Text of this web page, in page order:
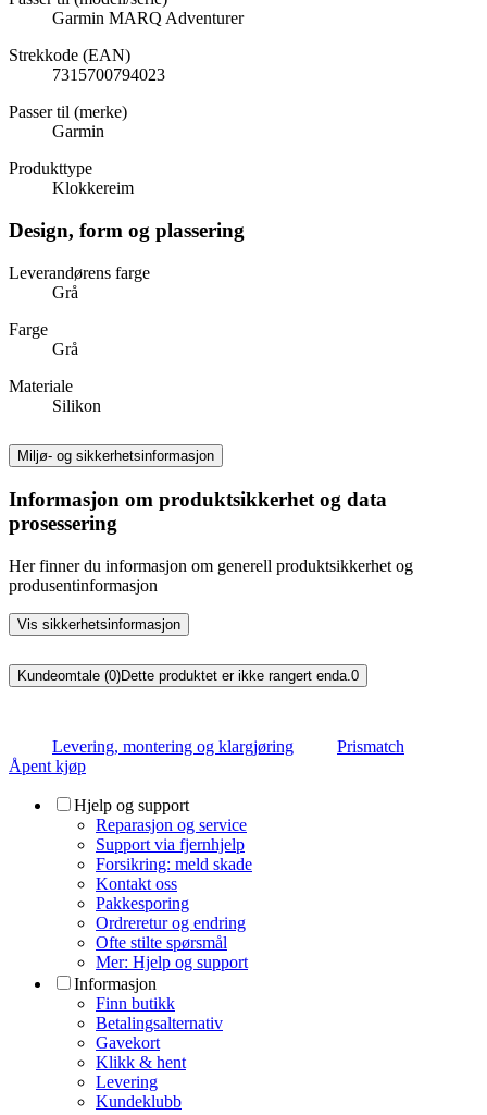
Garmin MARQ Adventurer
Strekkode (EAN)
7315700794023
Passer til (merke)
Garmin
Produkttype
Klokkereim
Design, form og plassering
Leverandørens farge
Grå
Farge
Grå
Materiale
Silikon
Miljø- og sikkerhetsinformasjon
Informasjon om produktsikkerhet og data
prosessering
Her finner du informasjon om generell produktsikkerhet og
produsentinformasjon
Vis sikkerhetsinformasjon
Kundeomtale (0)Dette produktet er ikke rangert enda.0
Levering, montering og klargjøring
Prismatch
Åpent kjøp
Hjelp og support
Reparasjon og service
Support via fjernhjelp
Forsikring: meld skade
Kontakt oss
Pakkesporing
Ordreretur og endring
Ofte stilte spørsmål
Mer: Hjelp og support
Informasjon
Finn butikk
Betalingsalternativ
Gavekort
Klikk & hent
Levering
Kundeklubb